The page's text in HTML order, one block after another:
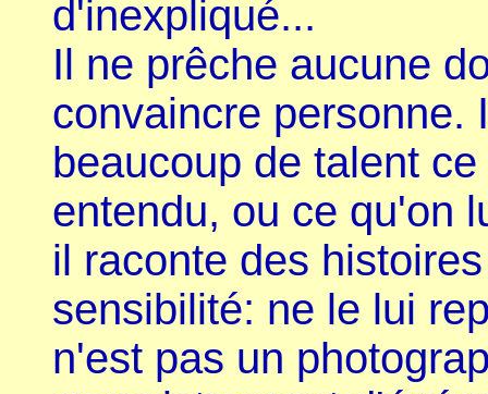
d'inexpliqué...
Il ne prêche aucune
convaincre personne.
beaucoup de talent
entendu, ou ce qu'on
il raconte des
sensibilité: ne le lui
n'est pas un